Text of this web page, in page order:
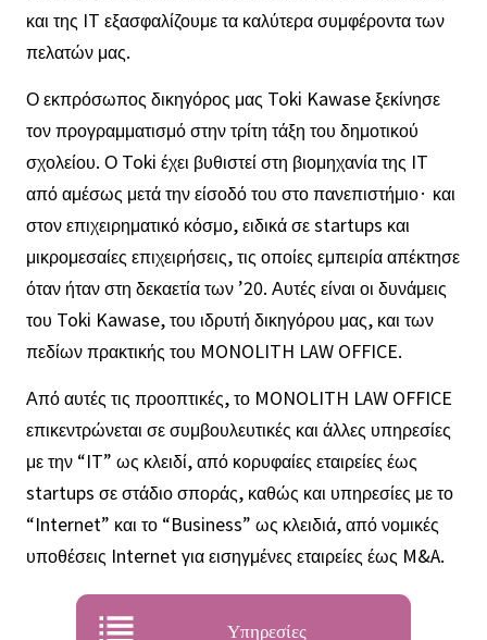
και της IT εξασφαλίζουμε τα καλύτερα συμφέροντα των
πελατών μας.
Ο εκπρόσωπος δικηγόρος μας Toki Kawase ξεκίνησε
τον προγραμματισμό στην τρίτη τάξη του δημοτικού
σχολείου. Ο Toki έχει βυθιστεί στη βιομηχανία της IT
από αμέσως μετά την είσοδό του στο πανεπιστήμιο· και
στον επιχειρηματικό κόσμο, ειδικά σε startups και
μικρομεσαίες επιχειρήσεις, τις οποίες εμπειρία απέκτησε
όταν ήταν στη δεκαετία των ’20. Αυτές είναι οι δυνάμεις
του Toki Kawase, του ιδρυτή δικηγόρου μας, και των
πεδίων πρακτικής του MONOLITH LAW OFFICE.
Από αυτές τις προοπτικές, το MONOLITH LAW OFFICE
επικεντρώνεται σε συμβουλευτικές και άλλες υπηρεσίες
με την “IT” ως κλειδί, από κορυφαίες εταιρείες έως
startups σε στάδιο σποράς, καθώς και υπηρεσίες με το
“Internet” και το “Business” ως κλειδιά, από νομικές
υποθέσεις Internet για εισηγμένες εταιρείες έως M&A.
Υπηρεσίες